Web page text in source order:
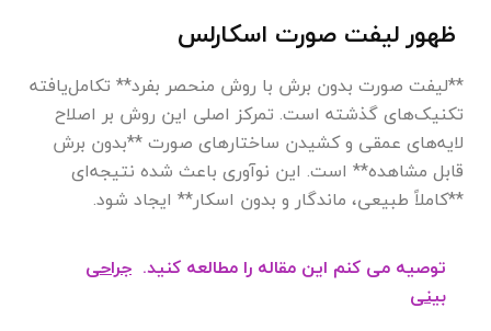
ظهور لیفت صورت اسکارلس
**لیفت صورت بدون برش با روش منحصر بفرد** تکامل‌یافته
تکنیک‌های گذشته است. تمرکز اصلی این روش بر اصلاح
لایه‌های عمقی و کشیدن ساختارهای صورت **بدون برش
قابل مشاهده** است. این نوآوری باعث شده نتیجه‌ای
**کاملاً طبیعی، ماندگار و بدون اسکار** ایجاد شود.
توصیه می کنم این مقاله را مطالعه کنید. جراحی
بینی